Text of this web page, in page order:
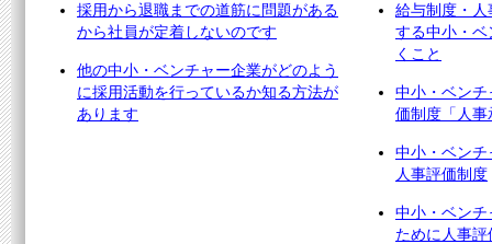
採用から退職までの道筋に問題がある
から社員が定着しないのです
他の中小・ベンチャー企業がどのよう
に採用活動を行っているか知る方法が
あります
給与制度・
する中小・
くこと
中小・ベン
価制度「人事
中小・ベン
人事評価制度
中小・ベン
ために人事